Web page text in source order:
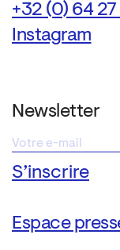
+32 (0) 64 27
Instagram
Newsletter
Espace